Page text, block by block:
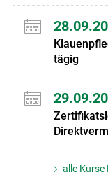
tägig
alle Kurse